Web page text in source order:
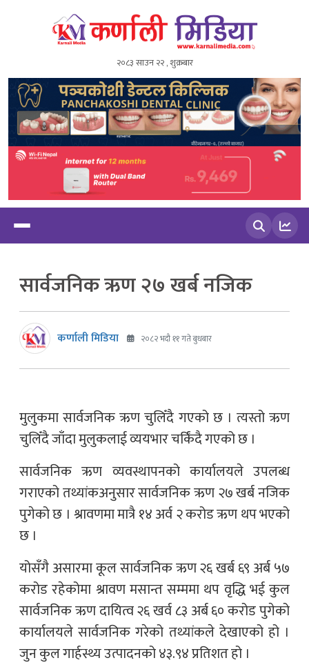
२०८३ साउन २२ , शुक्रबार
सार्वजनिक ऋण २७ खर्ब नजिक
कर्णाली मिडिया २०८२ भदौ ११ गते बुधबार
मुलुकमा सार्वजनिक ऋण चुलिँदै गएको छ । त्यस्तो ऋण
चुलिँदै जाँदा मुलुकलाई व्ययभार चर्किंदै गएको छ ।
सार्वजनिक ऋण व्यवस्थापनको कार्यालयले उपलब्ध
गराएको तथ्यांकअनुसार सार्वजनिक ऋण २७ खर्ब नजिक
पुगेको छ । श्रावणमा मात्रै १४ अर्व २ करोड ऋण थप भएको
छ ।
योसँगै असारमा कूल सार्वजनिक ऋण २६ खर्ब ६९ अर्ब ५७
करोड रहेकोमा श्रावण मसान्त सम्ममा थप वृद्धि भई कुल
सार्वजनिक ऋण दायित्व २६ खर्व ८३ अर्ब ६० करोड पुगेको
कार्यालयले सार्वजनिक गरेको तथ्यांकले देखाएको हो ।
जुन कुल गार्हस्थ्य उत्पादनको ४३.९४ प्रतिशत हो ।